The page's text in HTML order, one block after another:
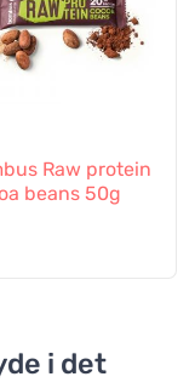
Raw protein
beans 50g
i det